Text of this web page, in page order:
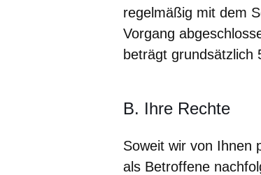
regelmäßig mit dem
Vorgang
beträgt grundsätzlich
B. Ihre Rechte
Soweit wir von Ihnen
als Betroffene